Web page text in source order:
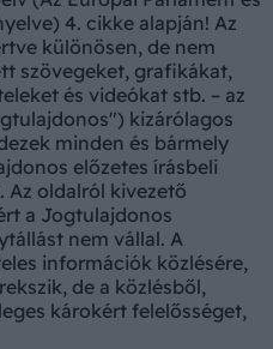
4. cikke alapján! Az
különösen, de nem
szövegeket, grafikákat,
és videókat stb. – az
kizárólagos
minden és bármely
előzetes írásbeli
Az oldalról kivezető
a Jogtulajdonos
nem vállal. A
információk közlésére,
de a közlésből,
károkért felelősséget,